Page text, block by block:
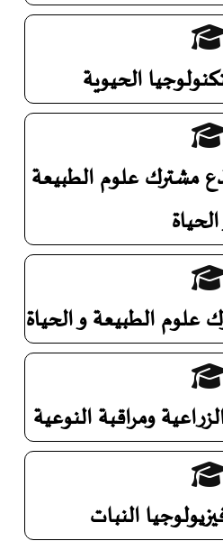
الحيوية
مشترك علوم الطبيعة
الطبيعة و الحياة
ومراقبة النوعية
النبات